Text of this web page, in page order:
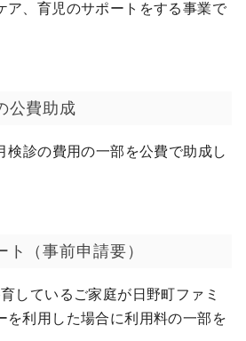
ア、育児のサポートをする事業で
公費助成
検診の費用の一部を公費で助成し
（事前申請要）
しているご家庭が日野町ファミ
を利用した場合に利用料の一部を